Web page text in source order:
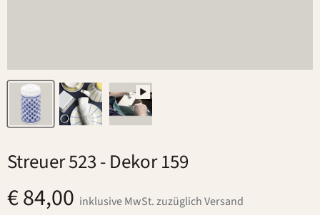
Streuer 523- Dekor 159
€ 84,00 inklusive MwSt. zuzüglich Versand